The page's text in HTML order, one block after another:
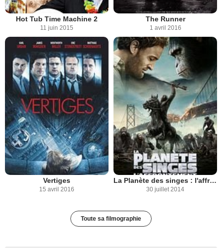
Hot Tub Time Machine 2
11 juin 2015
The Runner
1 avril 2016
Vertiges
15 avril 2016
La Planète des singes : l'affrontement
30 juillet 2014
Toute sa filmographie